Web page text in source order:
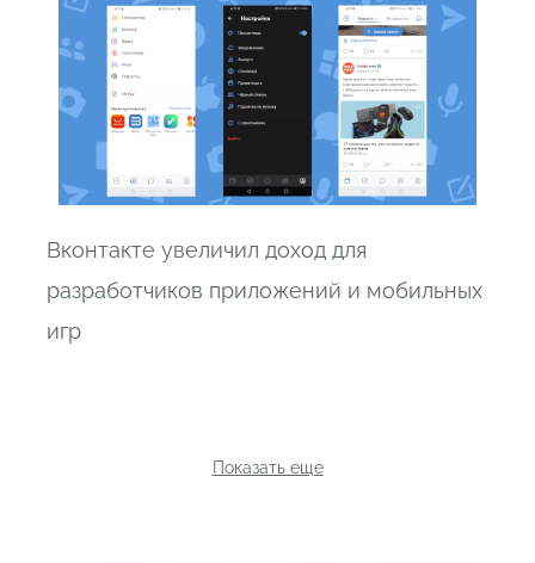
Вконтакте увеличил доход для
разработчиков приложений и мобильных
игр
Показать еще